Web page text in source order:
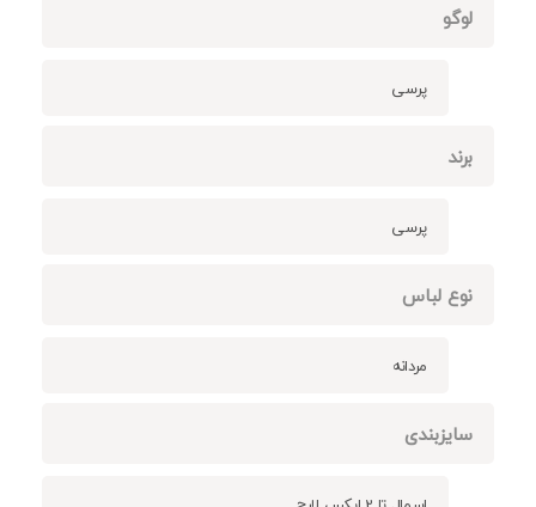
لوگو
پرسی
برند
پرسی
نوع لباس
مردانه
سایزبندی